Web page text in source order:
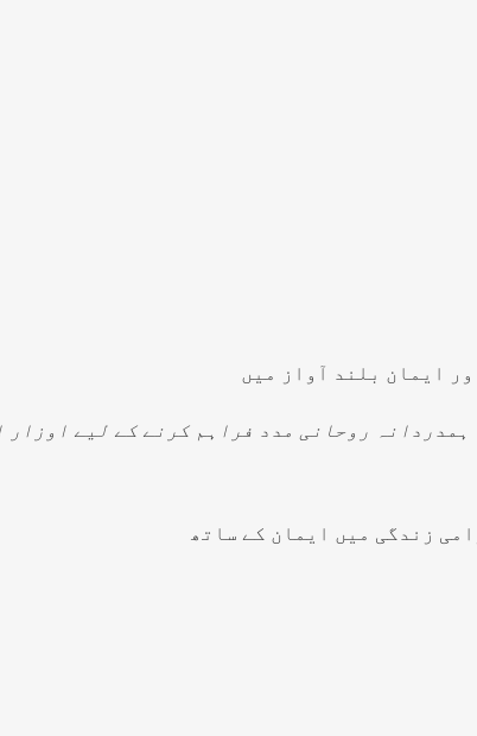
روحانی مدد فراہم کرنے کے لیے اوزار
زندگی میں ایمان کے ساتھ